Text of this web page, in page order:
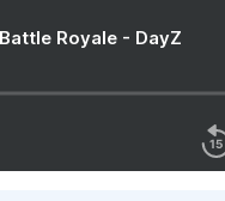
Royale - DayZ